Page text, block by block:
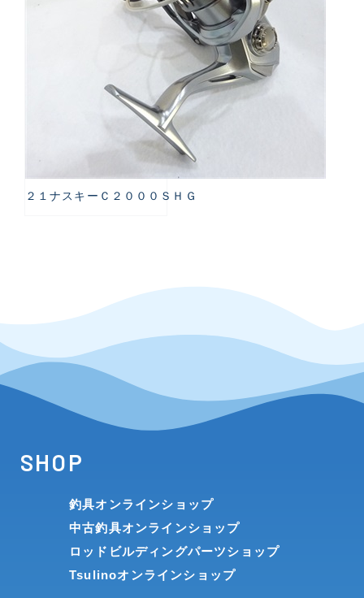
２１ナスキーＣ２０００ＳＨＧ
SHOP
釣具オンラインショップ
中古釣具オンラインショップ
ロッドビルディングパーツショップ
Tsulinoオンラインショップ